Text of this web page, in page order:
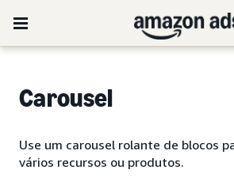
Carousel
Use um carousel rolante de blocos
vários recursos ou produtos.